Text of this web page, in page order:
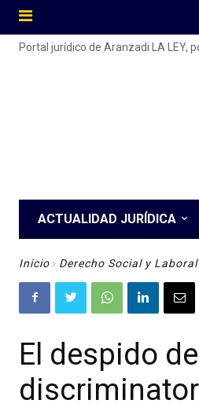
Portal jurídico de Aranzadi LA LEY,
ACTUALIDAD JURÍDICA
Inicio Derecho Social y Laboral
El despido